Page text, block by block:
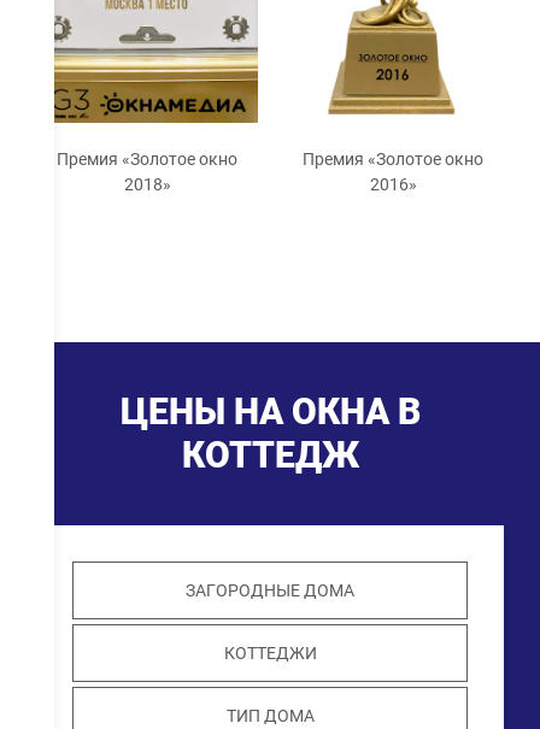
Премия «Золотое окно
2018»
Премия «Золотое окно
2016»
ЦЕНЫ НА ОКНА В
КОТТЕДЖ
ЗАГОРОДНЫЕ ДОМА
КОТТЕДЖИ
ТИП ДОМА